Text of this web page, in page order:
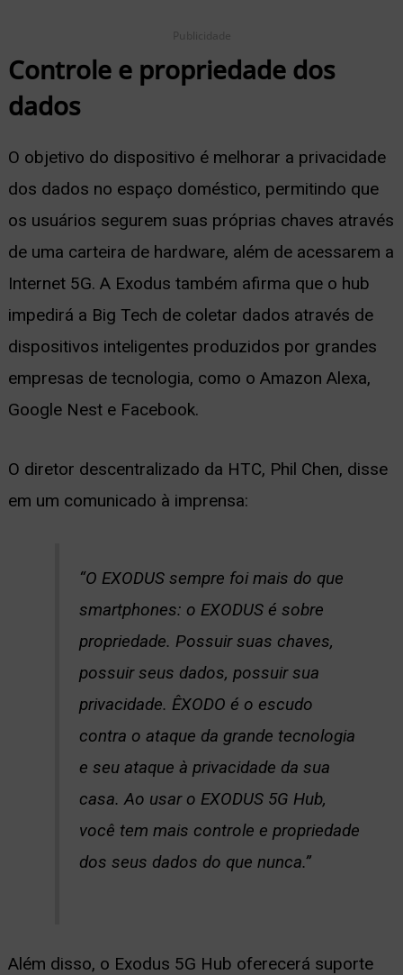
Publicidade
Controle e propriedade dos
dados
O objetivo do dispositivo é melhorar a privacidade
dos dados no espaço doméstico, permitindo que
os usuários segurem suas próprias chaves através
de uma carteira de hardware, além de acessarem a
Internet 5G. A Exodus também afirma que o hub
impedirá a Big Tech de coletar dados através de
dispositivos inteligentes produzidos por grandes
empresas de tecnologia, como o Amazon Alexa,
Google Nest e Facebook.
O diretor descentralizado da HTC, Phil Chen, disse
em um comunicado à imprensa:
“O EXODUS sempre foi mais do que
smartphones: o EXODUS é sobre
propriedade. Possuir suas chaves,
possuir seus dados, possuir sua
privacidade. ÊXODO é o escudo
contra o ataque da grande tecnologia
e seu ataque à privacidade da sua
casa. Ao usar o EXODUS 5G Hub,
você tem mais controle e propriedade
dos seus dados do que nunca.”
Além disso, o Exodus 5G Hub oferecerá suporte